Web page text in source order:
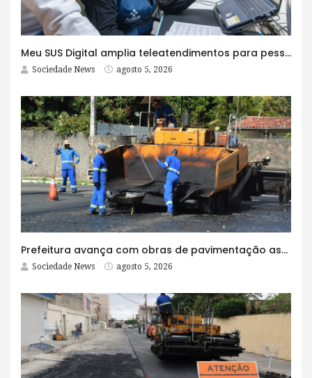
Meu SUS Digital amplia teleatendimentos para pessoas com problemas com jogos e apostas
Sociedade News agosto 5, 2026
Prefeitura avança com obras de pavimentação asfáltica na Rua Lopes Rodrigues
Sociedade News agosto 5, 2026